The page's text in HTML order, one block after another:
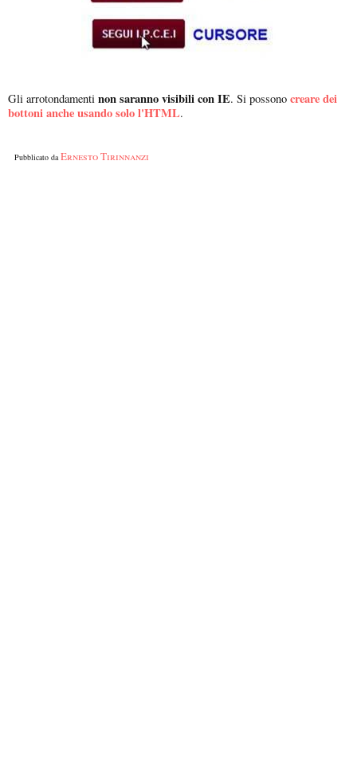
Gli arrotondamenti non saranno visibili con IE. Si possono creare dei
bottoni anche usando solo l'HTML.
Pubblicato daErnesto Tirinnanzi